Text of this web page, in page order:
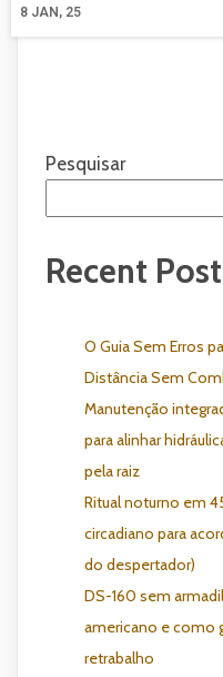
8 JAN, 25
Pesquisar
Recent
O Guia Sem Erros
Distância Sem
Manutenção
para alinhar
pela raiz
Ritual noturno em
circadiano para
do despertador)
DS-160 sem
americano e como
retrabalho